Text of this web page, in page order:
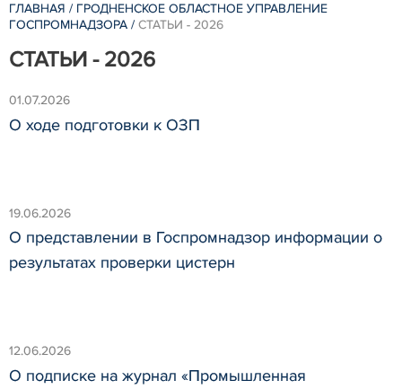
ГЛАВНАЯ / ГРОДНЕНСКОЕ ОБЛАСТНОЕ УПРАВЛЕНИЕ
ГОСПРОМНАДЗОРА / CТАТЬИ - 2026
CТАТЬИ - 2026
01.07.2026
О ходе подготовки к ОЗП
19.06.2026
О представлении в Госпромнадзор информации о
результатах проверки цистерн
12.06.2026
О подписке на журнал «Промышленная